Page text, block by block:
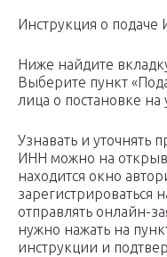
Инструкция о
Ниже найдите
Выберите пункт
лица о постановке на
Узнавать и уточнять
ИНН можно на
находится окно
зарегистрироваться
отправлять онлайн-
нужно нажать на
инструкции и